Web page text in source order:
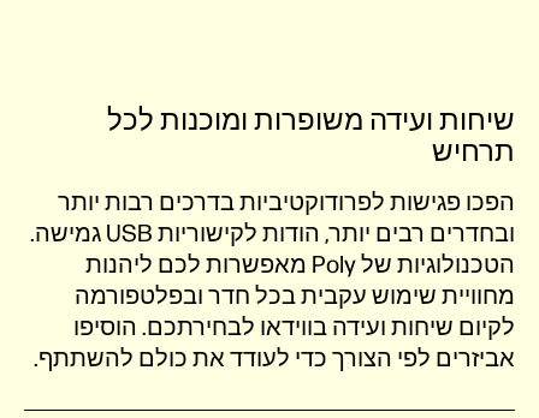
שיחות ועידה משופרות ומוכנות לכל
תרחיש
הפכו פגישות לפרודוקטיביות בדרכים רבות יותר
ובחדרים רבים יותר, הודות לקישוריות USB גמישה.
הטכנולוגיות של Poly מאפשרות לכם ליהנות
מחוויית שימוש עקבית בכל חדר ובפלטפורמה
לקיום שיחות ועידה בווידאו לבחירתכם. הוסיפו
אביזרים לפי הצורך כדי לעודד את כולם להשתתף.